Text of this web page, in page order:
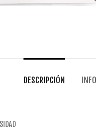
DESCRIPCIÓN